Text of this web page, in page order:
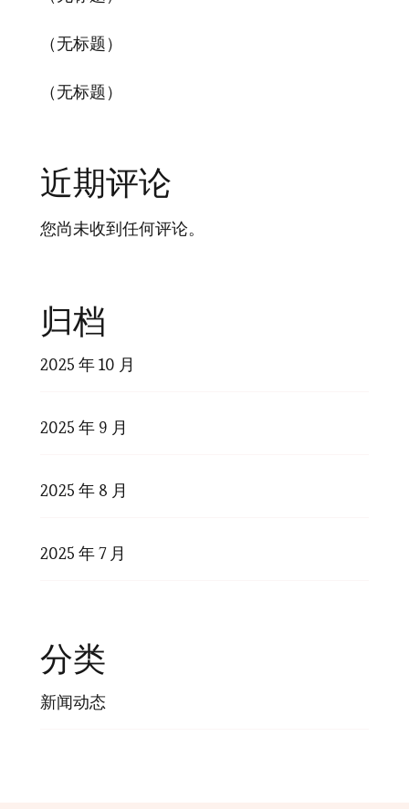
（无标题）
（无标题）
近期评论
您尚未收到任何评论。
归档
2025 年 10 月
2025 年 9 月
2025 年 8 月
2025 年 7 月
分类
新闻动态